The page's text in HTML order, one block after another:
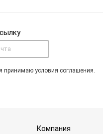
принимаю условия соглашения.
Компания